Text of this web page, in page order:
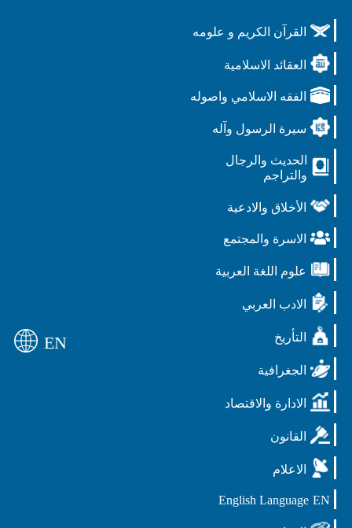
القرآن الكريم و علومه
العقائد الاسلامية
الفقه الاسلامي واصوله
سيرة الرسول وآله
الحديث والرجال
والتراجم
الأخلاق والادعية
الاسرة والمجتمع
علوم اللغة العربية
الادب العربي
التأريخ
الجغرافية
الادارة والاقتصاد
القانون
الاعلام
EN
English Language
EN